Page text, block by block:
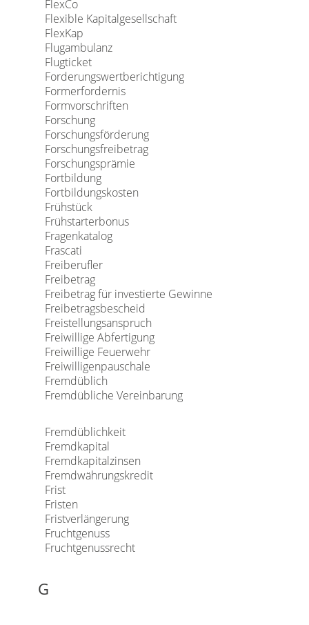
FlexCo
Flexible Kapitalgesellschaft
FlexKap
Flugambulanz
Flugticket
Forderungswertberichtigung
Formerfordernis
Formvorschriften
Forschung
Forschungsförderung
Forschungsfreibetrag
Forschungsprämie
Fortbildung
Fortbildungskosten
Frühstück
Frühstarterbonus
Fragenkatalog
Frascati
Freiberufler
Freibetrag
Freibetrag für investierte Gewinne
Freibetragsbescheid
Freistellungsanspruch
Freiwillige Abfertigung
Freiwillige Feuerwehr
Freiwilligenpauschale
Fremdüblich
Fremdübliche Vereinbarung
Fremdüblichkeit
Fremdkapital
Fremdkapitalzinsen
Fremdwährungskredit
Frist
Fristen
Fristverlängerung
Fruchtgenuss
Fruchtgenussrecht
G